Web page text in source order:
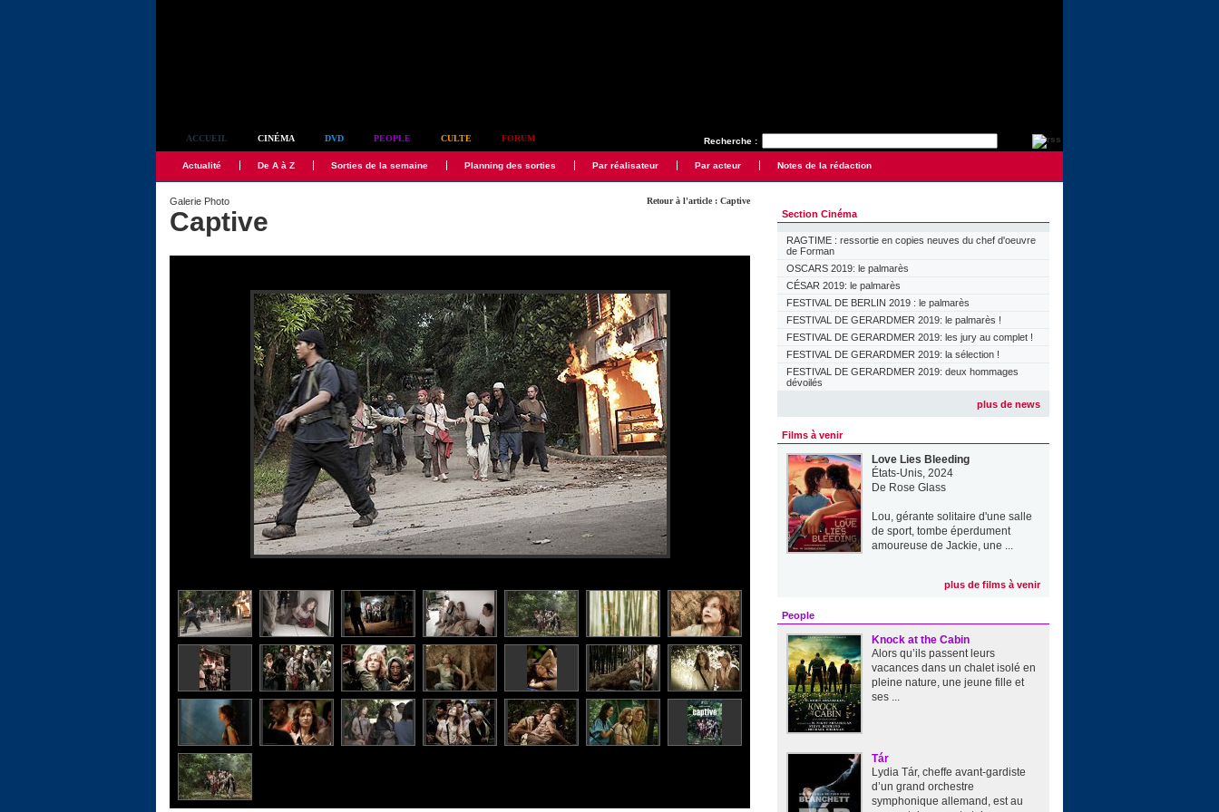
Recherche :
ACCUEIL CINÉMA DVD PEOPLE CULTE FORUM
Actualité De A à Z Sorties de la semaine Planning des sorties Par réalisateur Par acteur Notes de la rédaction
Retour à l'article : Captive
Galerie Photo
Captive Section Cinéma
RAGTIME : ressortie en copies neuves du chef d'oeuvre
de Forman
OSCARS 2019: le palmarès
CÉSAR 2019: le palmarès
FESTIVAL DE BERLIN 2019 : le palmarès
FESTIVAL DE GERARDMER 2019: le palmarès !
FESTIVAL DE GERARDMER 2019: les jury au complet !
FESTIVAL DE GERARDMER 2019: la sélection !
FESTIVAL DE GERARDMER 2019: deux hommages
dévoilés
plus de news
Films à venir
Love Lies Bleeding
États-Unis, 2024
De Rose Glass
Lou, gérante solitaire d'une salle
de sport, tombe éperdument
amoureuse de Jackie, une ...
plus de films à venir
People
Knock at the Cabin
Alors qu’ils passent leurs
vacances dans un chalet isolé en
pleine nature, une jeune fille et
ses ...
Tár
Lydia Tár, cheffe avant-gardiste
d’un grand orchestre
symphonique allemand, est au